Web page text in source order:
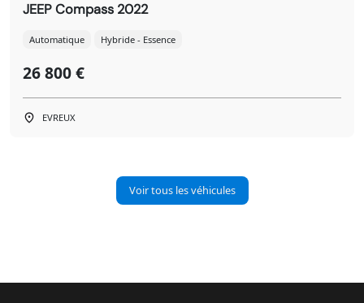
JEEP Compass 2022
Automatique Hybride - Essence
26 800 €
EVREUX
Voir tous les véhicules